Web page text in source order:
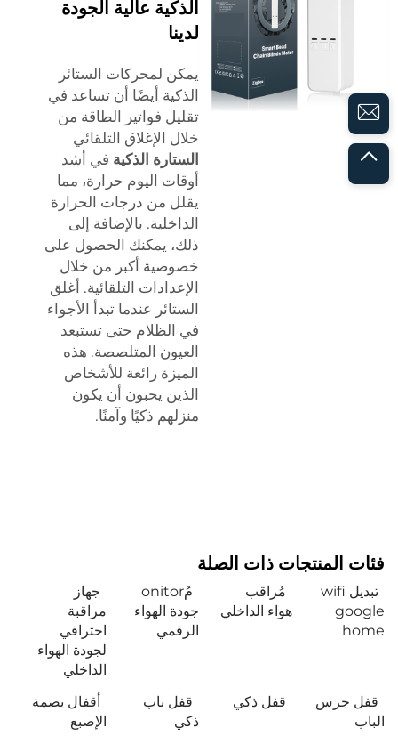
الذكية عالية الجودة
لدينا
يمكن لمحركات الستائر
الذكية أيضًا أن تساعد في
تقليل فواتير الطاقة من
خلال الإغلاق التلقائي
الستارة الذكية في أشد
أوقات اليوم حرارة، مما
يقلل من درجات الحرارة
الداخلية. بالإضافة إلى
ذلك، يمكنك الحصول على
خصوصية أكبر من خلال
الإعدادات التلقائية. أغلق
الستائر عندما تبدأ الأجواء
في الظلام حتى تستبعد
العيون المتلصصة. هذه
الميزة رائعة للأشخاص
الذين يحبون أن يكون
منزلهم ذكيًا وآمنًا.
فئات المنتجات ذات الصلة
تبديل wifi
google
home
مُراقب
هواء الداخلي
مُonitor
جودة الهواء
الرقمي
جهاز
مراقبة
احترافي
لجودة الهواء
الداخلي
قفل جرس
الباب
قفل ذكي
قفل باب
ذكي
أقفال بصمة
الإصبع